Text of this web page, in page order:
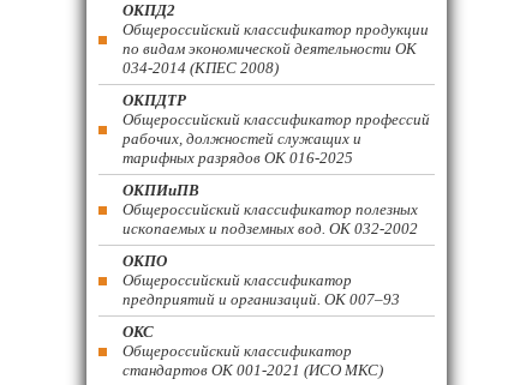
ОКПД2
Общероссийский классификатор продукции
по видам экономической деятельности ОК
034-2014 (КПЕС 2008)
ОКПДТР
Общероссийский классификатор профессий
рабочих, должностей служащих и
тарифных разрядов ОК 016-2025
ОКПИиПВ
Общероссийский классификатор полезных
ископаемых и подземных вод. ОК 032-2002
ОКПО
Общероссийский классификатор
предприятий и организаций. ОК 007–93
ОКС
Общероссийский классификатор
стандартов ОК 001-2021 (ИСО МКС)